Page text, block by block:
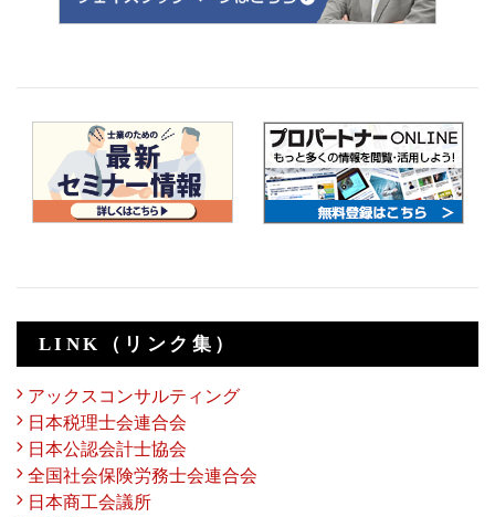
LINK（リンク集）
アックスコンサルティング
日本税理士会連合会
日本公認会計士協会
全国社会保険労務士会連合会
日本商工会議所